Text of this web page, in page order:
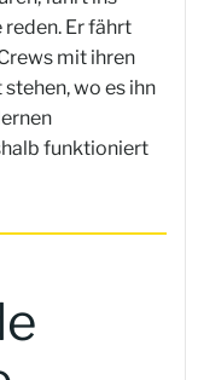
reden. Er fährt
mit ihren
wo es ihn
funktioniert